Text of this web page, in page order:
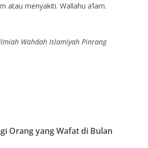
atau menyakiti. Wallahu a’lam.
Wahdah Islamiyah Pinrang
Orang yang Wafat di Bulan